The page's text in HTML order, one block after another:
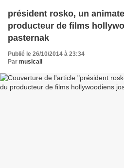
président rosko, un
producteur de films
pasternak
Publié le 26/10/2014 à 23:34
Par musicali